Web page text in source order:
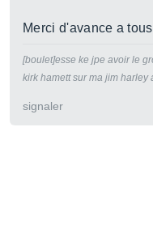
Merci d'avance a
[boulet]esse ke jpe avoir le
kirk hamett sur ma jim harley
signaler